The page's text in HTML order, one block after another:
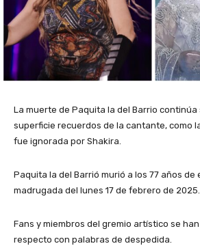
La muerte de Paquita la del Barrio continúa
superficie recuerdos de la cantante, como
fue ignorada por Shakira.
Paquita la del Barrió murió a los 77 años de
madrugada del lunes 17 de febrero de 2025.
Fans y miembros del gremio artístico se
respecto con palabras de despedida.